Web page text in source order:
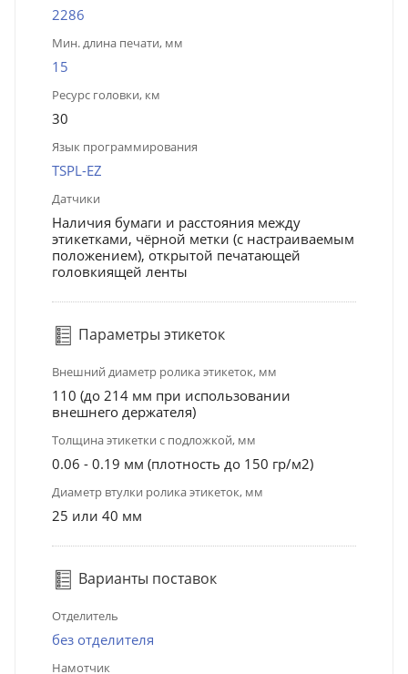
2286
Мин. длина печати, мм
15
Ресурс головки, км
30
Язык программирования
TSPL-EZ
Датчики
Наличия бумаги и расстояния между
этикетками, чёрной метки (с настраиваемым
положением), открытой печатающей
головкиящей ленты
Параметры этикеток
Внешний диаметр ролика этикеток, мм
110 (до 214 мм при использовании
внешнего держателя)
Толщина этикетки с подложкой, мм
0.06 - 0.19 мм (плотность до 150 гр/м2)
Диаметр втулки ролика этикеток, мм
25 или 40 мм
Варианты поставок
Отделитель
без отделителя
Намотчик